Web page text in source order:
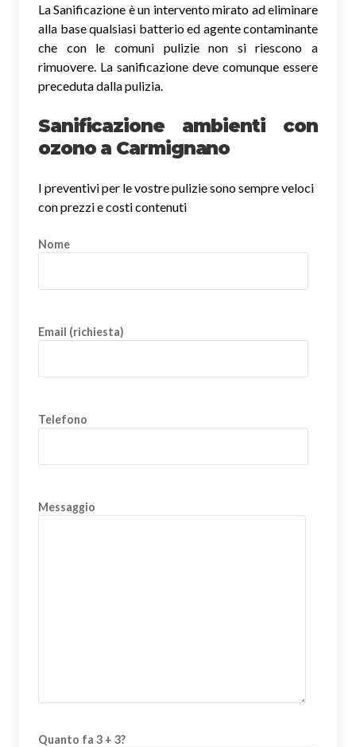
La Sanificazione è un intervento mirato ad eliminare
alla base qualsiasi batterio ed agente contaminante
che con le comuni pulizie non si riescono a
rimuovere. La sanificazione deve comunque essere
preceduta dalla pulizia.
Sanificazione ambienti con
ozono a Carmignano
I preventivi per le vostre pulizie sono sempre veloci
con prezzi e costi contenuti
Nome
Email (richiesta)
Telefono
Messaggio
Quanto fa 3 + 3?